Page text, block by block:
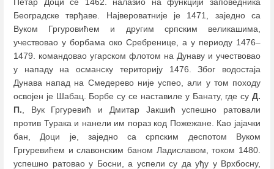
Београдске тврђаве. Највероватније је 1471, заједно са
Вуком Гргуровићем и другим српским великашима,
учествовао у борбама око Сребренице, а у периоду 1476–
1479. командовао угарском флотом на Дунаву и учествовао
у нападу на османску територију 1476. Због водостаја
Дунава напад на Смедерево није успео, али у том походу
освојен је Шабац. Борбе су се наставиле у Банату, где су Д.
П. , Вук Гргуревић и Дмитар Јакшић успешно ратовали
против Турака и нанели им пораз код Пожежане. Као јајачки
бан, Доци је, заједно са српским деспотом Вуком
Гргуревићем и славонским баном Ладиславом, током 1480.
успешно ратовао у Босни, а успели су да уђу у Врхбосну,